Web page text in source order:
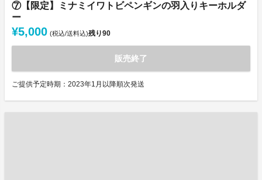
⑦【限定】ミナミイワトビペンギンの羽入りキーホルダ
ー
¥5,000 (税込/送料込)残り90
販売終了
ご提供予定時期：2023年1月以降順次発送